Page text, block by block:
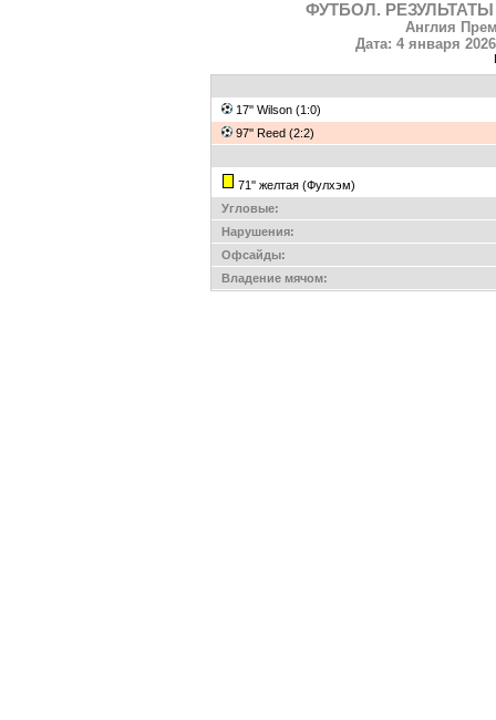
ФУТБОЛ.
Англия
Дата: 4 января
17'' Wilson (1:0)
97'' Reed (2:2)
71'' желтая (Фулхэм)
Угловые:
Нарушения:
Офсайды:
Владение мячом: